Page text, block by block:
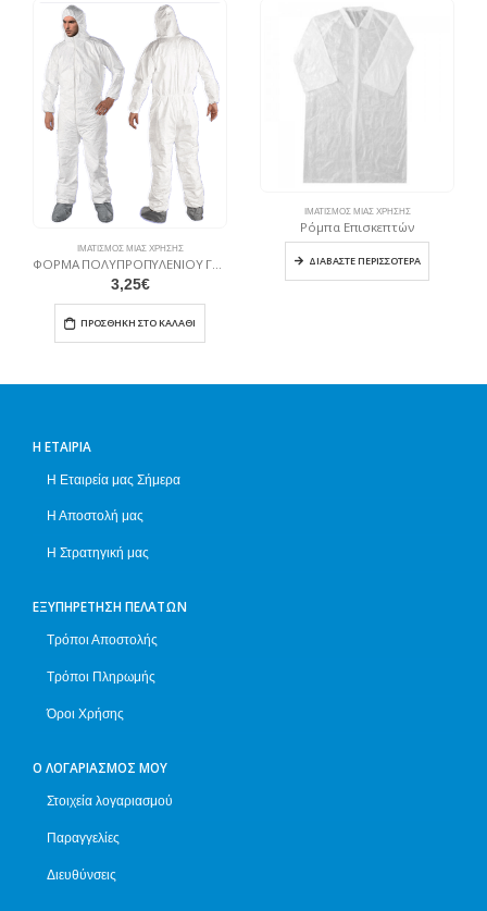
ΙΜΑΤΙΣΜΌΣ ΜΙΆΣ ΧΡΉΣΗΣ
3,25€
ΠΡΟΣΘΉΚΗ ΣΤΟ ΚΑΛΆΘΙ
ΙΜΑΤΙΣΜΌΣ ΜΙΆΣ ΧΡΉΣΗΣ
Ρόμπα Επισκεπτών
ΔΙΑΒΆΣΤΕ ΠΕΡΙΣΣΌΤΕΡΑ
Η ΕΤΑΙΡΊΑ
Η Εταιρεία μας Σήμερα
Η Αποστολή μας
Η Στρατηγική μας
ΕΞΥΠΗΡΈΤΗΣΗ ΠΕΛΑΤΏΝ
Τρόποι Αποστολής
Τρόποι Πληρωμής
Όροι Χρήσης
Ο ΛΟΓΑΡΙΑΣΜΌΣ ΜΟΥ
Στοιχεία λογαριασμού
Παραγγελίες
Διευθύνσεις